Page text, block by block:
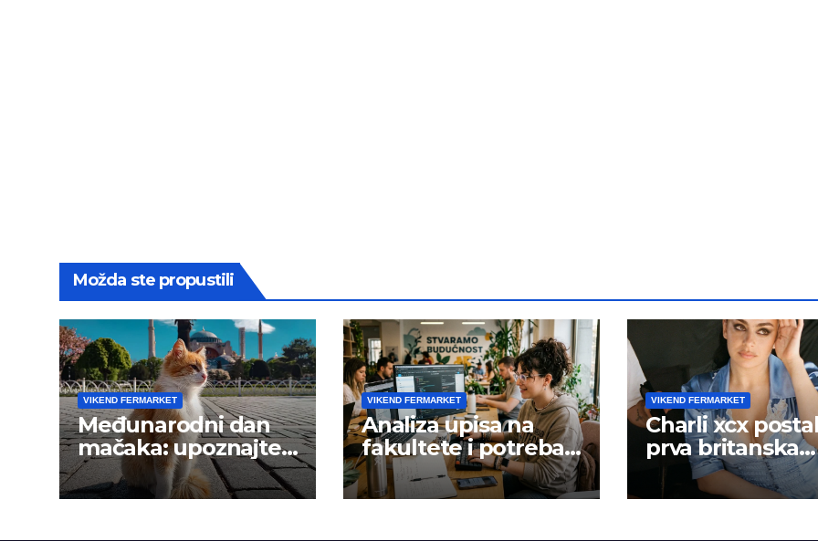
Možda ste propustili
VIKEND FERMARKET
Međunarodni dan
mačaka: upoznajte
istanbulske mace
VIKEND FERMARKET
Analiza upisa na
fakultete i potreba
tržišta rada
VIKEND FERMARKET
Charli xcx
prva britanska
pevačica sa dva
albuma na